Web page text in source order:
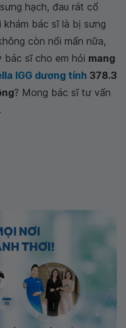
hạch, đau rát cổ
bác sĩ là bị sưng
còn nổi mẩn nữa,
bác sĩ cho em hỏi mang
IGG dương tính 378.3
? Mong bác sĩ tư vấn